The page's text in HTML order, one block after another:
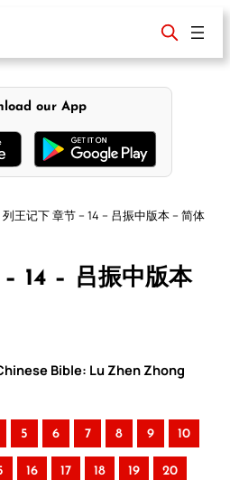
our App
列王记下 章节 – 14 – 吕振中版本 – 简体
14 – 吕振中版本
Bible: Lu Zhen Zhong
5 6 7 8 9 10
16 17 18 19 20